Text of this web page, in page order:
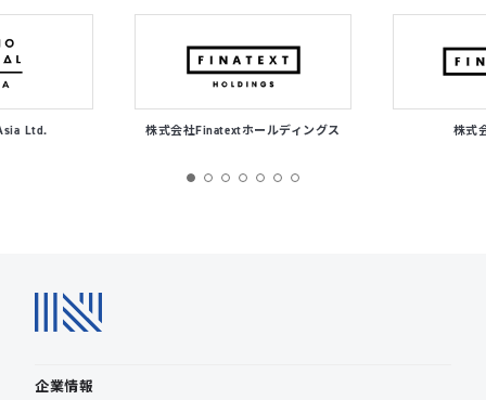
Ltd. 株式会社Finatextホールディングス 株式
企業情報